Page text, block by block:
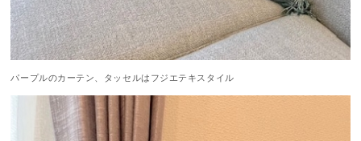
パープルのカーテン、タッセルはフジエテキスタイル